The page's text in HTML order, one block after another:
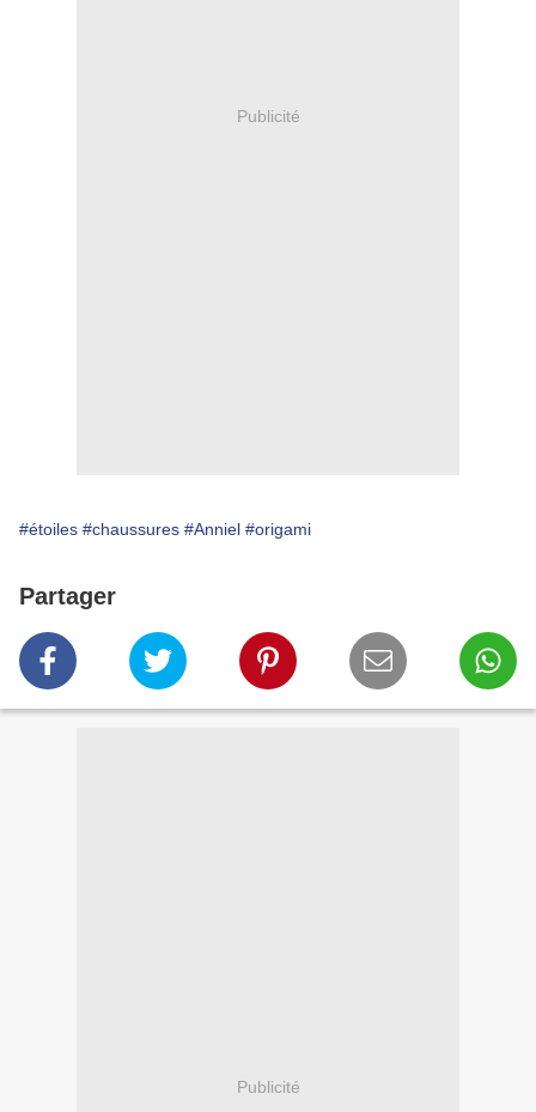
Publicité
#étoiles #chaussures #Anniel #origami
Partager
Publicité